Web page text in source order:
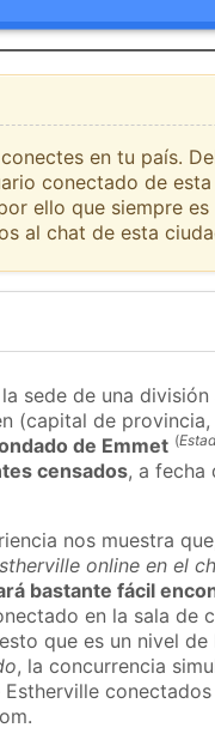
en tu país.
conectado de
ello que siempre
al chat de esta
sede de una
(capital de
de Emmet (
censados, a fecha
nos muestra
online en el
bastante fácil
en la sala de
que es un nivel
, la concurrencia